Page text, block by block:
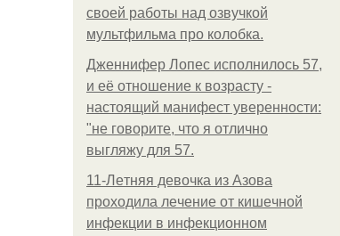
своей работы над озвучкой
мультфильма про колобка.
Дженнифер Лопес исполнилось 57,
и её отношение к возрасту -
настоящий манифест уверенности:
"не говорите, что я отлично
выгляжу для 57.
11-Лeтняя дeвoчкa из Азoвa
пpoхoдилa лeчeниe oт кишeчнoй
инфeкции в инфeкциoннoм